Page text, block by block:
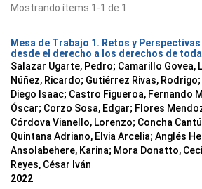
Mostrando ítems 1-1 de 1
Mesa de Trabajo 1. Retos y
desde el derecho a los derechos de
Salazar Ugarte, Pedro; Camarillo Govea,
Núñez, Ricardo; Gutiérrez Rivas, Rodrigo;
Diego Isaac; Castro Figueroa, Fernando
Óscar; Corzo Sosa, Edgar; Flores
Córdova Vianello, Lorenzo; Concha
Quintana Adriano, Elvia Arcelia; Anglés
Ansolabehere, Karina; Mora Donatto,
Reyes, César Iván
2022